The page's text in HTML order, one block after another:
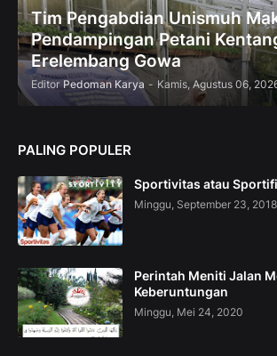
Tim Pengabdian Unismuh
Pendampingan Petani
Erelembang Gowa
Editor Pedoman Karya - Kamis, Agustus 06,
PALING POPULER
Sportivitas atau
Minggu, September 23, 2018
Perintah Meniti Jalan
Keberuntungan
Minggu, Mei 24, 2020